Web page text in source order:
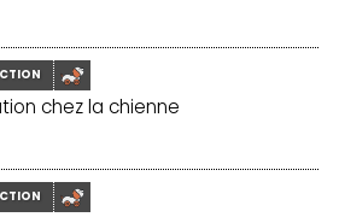
chez la chienne